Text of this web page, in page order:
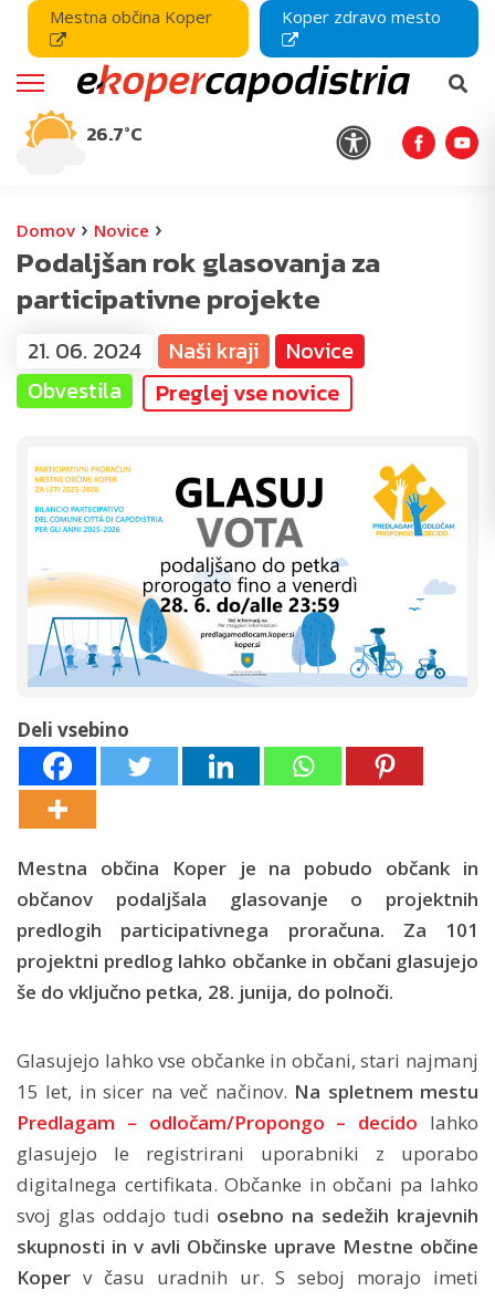
Mestna občina Koper Koper zdravo mesto
26.7°C
Domov › Novice ›
Podaljšan rok glasovanja za
participativne projekte
21. 06. 2024 Naši kraji
Novice
Obvestila
Preglej vse novice
Deli vsebino
Mestna občina Koper je na pobudo občank in
občanov podaljšala glasovanje o projektnih
predlogih participativnega proračuna. Za 101
projektni predlog lahko občanke in občani glasujejo
še do vključno petka, 28. junija, do polnoči.
Glasujejo lahko vse občanke in občani, stari najmanj
15 let, in sicer na več načinov. Na spletnem mestu
Predlagam – odločam/Propongo – decido lahko
glasujejo le registrirani uporabniki z uporabo
digitalnega certifikata. Občanke in občani pa lahko
svoj glas oddajo tudi osebno na sedežih krajevnih
skupnosti in v avli Občinske uprave Mestne občine
Koper v času uradnih ur. S seboj morajo imeti